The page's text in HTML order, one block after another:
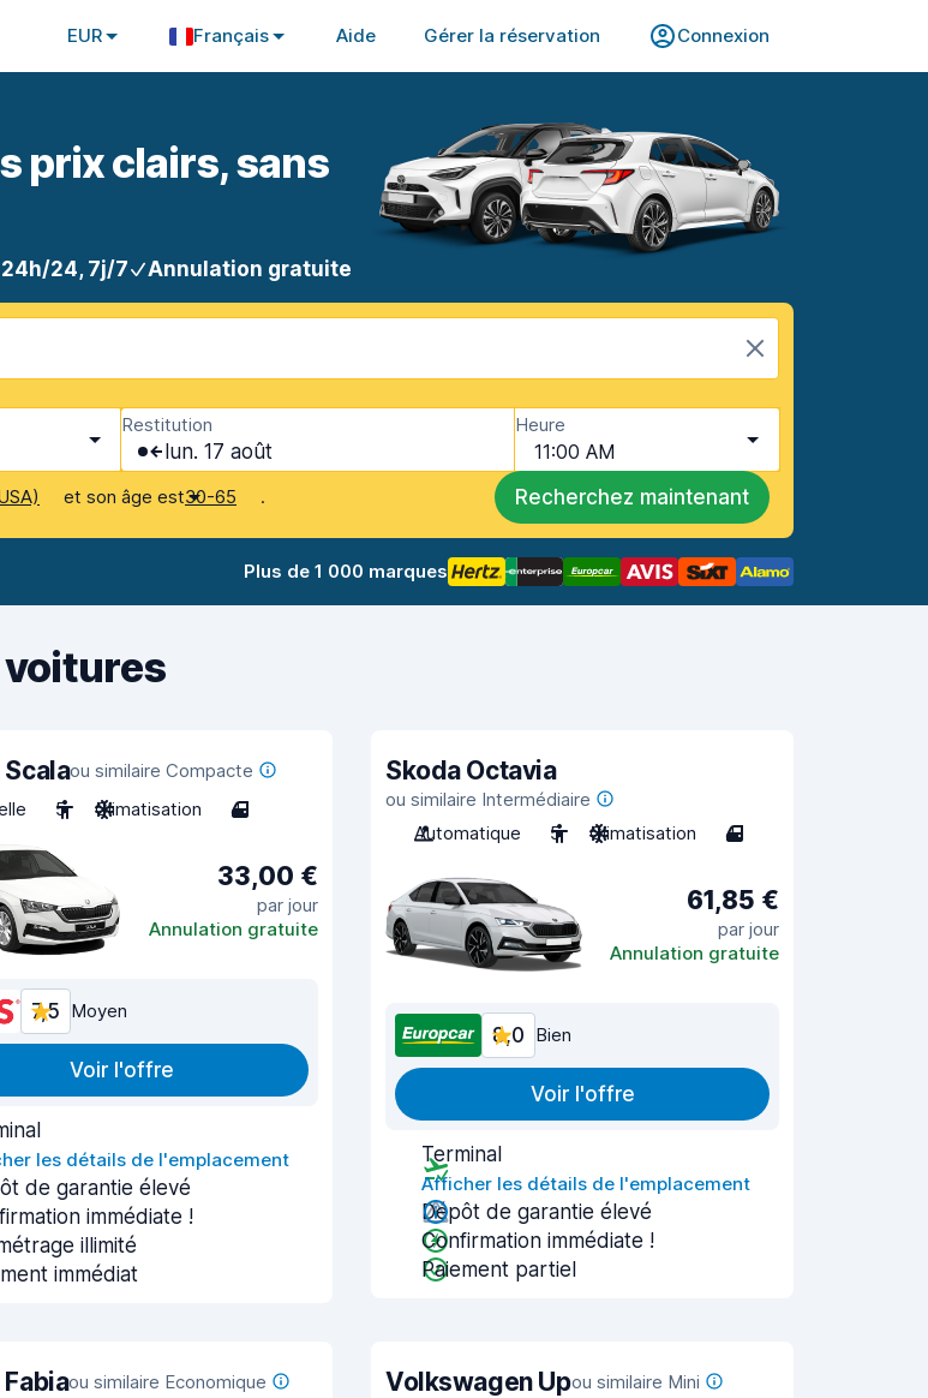
EUR Français Aide Gérer la réservation Connexion
prix clairs, sans
24, 7j/7 Annulation gratuite
Restitution
lun. 17 août
Heure
11:00 AM
et son âge est30-65 . Recherchez maintenant
Plus de 1 000 marques
ou similaire Compacte
5 Climatisation 4
33,00 €
par jour
Annulation gratuite
7,5 Moyen
Voir l'offre
les détails de l'emplacement
de garantie élevé
immédiate !
illimité
immédiat
Skoda Octavia
ou similaire Intermédiaire
Automatique
5 Climatisation 4
61,85 €
par jour
Annulation gratuite
8,0 Bien
Voir l'offre
Terminal
Afficher les détails de l'emplacement
Dépôt de garantie élevé
Confirmation immédiate !
Paiement partiel
ou similaire Economique
Volkswagen Upou similaire Mini